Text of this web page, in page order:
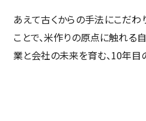
あえて古くからの手法にこだわ
ことで、米作りの原点に触れる
業と会社の未来を育む、10年目